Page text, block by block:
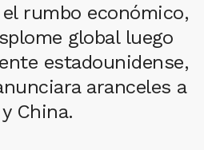
rumbo económico,
global luego
estadounidense,
aranceles a
China.